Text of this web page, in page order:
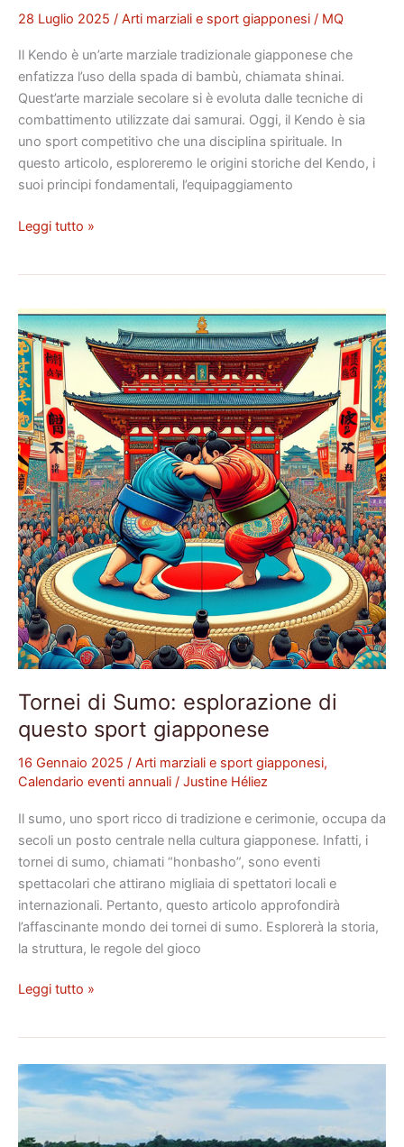
28 Luglio 2025 / Arti marziali e sport giapponesi / MQ
Il Kendo è un’arte marziale tradizionale giapponese che
enfatizza l’uso della spada di bambù, chiamata shinai.
Quest’arte marziale secolare si è evoluta dalle tecniche di
combattimento utilizzate dai samurai. Oggi, il Kendo è sia
uno sport competitivo che una disciplina spirituale. In
questo articolo, esploreremo le origini storiche del Kendo, i
suoi principi fondamentali, l’equipaggiamento
Leggi tutto »
Tornei di Sumo: esplorazione di
questo sport giapponese
16 Gennaio 2025 / Arti marziali e sport giapponesi,
Calendario eventi annuali / Justine Héliez
Il sumo, uno sport ricco di tradizione e cerimonie, occupa da
secoli un posto centrale nella cultura giapponese. Infatti, i
tornei di sumo, chiamati “honbasho”, sono eventi
spettacolari che attirano migliaia di spettatori locali e
internazionali. Pertanto, questo articolo approfondirà
l’affascinante mondo dei tornei di sumo. Esplorerà la storia,
la struttura, le regole del gioco
Tornei
di
Sumo:
esplorazione
di
questo
sport
giapponese
Leggi tutto »
Il
Kasumigaseki
Club: